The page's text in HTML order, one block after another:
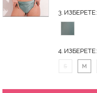
3. ИЗБЕРЕТЕ:
4. ИЗБЕРЕТЕ:
S M